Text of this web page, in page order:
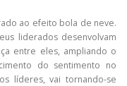
ao efeito bola de neve.
liderados desenvolvam
entre eles, ampliando o
do sentimento no
líderes, vai tornando-se